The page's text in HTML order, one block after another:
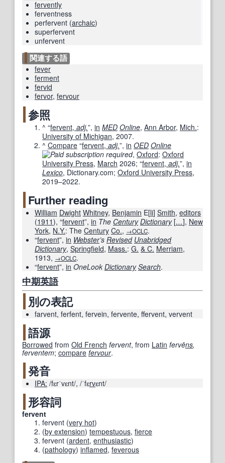
fervently
ferventness
perfervent (archaic)
superfervent
unfervent
関連する語
fever
ferment
fervid
fervor, fervour
参照
^ “fervent, adj.”, in MED Online, Ann Arbor, Mich.:
University of Michigan, 2007.
^ Compare “fervent, adj.”, in OED Online
, Oxford: Oxford
University Press, March 2026; “fervent, adj.”, in
Lexico, Dictionary.com; Oxford University Press,
2019–2022.
Further reading
William Dwight Whitney, Benjamin E[li] Smith, editors
(1911), “fervent”, in The Century Dictionary […], New
York, N.Y.: The Century Co., →OCLC.
“fervent”, in Webster’s Revised Unabridged
Dictionary, Springfield, Mass.: G. & C. Merriam,
1913, →OCLC.
“fervent”, in OneLook Dictionary Search.
中期英語
別の表記
farvent, ferfent, fervein, fervente, ffervent, vervent
語源
Borrowed from Old French fervent, from Latin fervēns,
ferventem; compare fervour.
発音
IPA: /fɛrˈvɛnt/, /ˈfɛrvɛnt/
形容詞
fervent
fervent (very hot)
(by extension) tempestuous, fierce
fervent (ardent, enthusiastic)
(pathology) inflamed, feverous